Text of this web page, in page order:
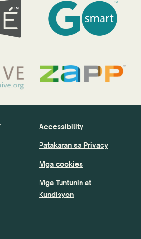
Accessibility
Patakaran sa Privacy
Mga cookies
Mga Tuntunin at
Kundisyon